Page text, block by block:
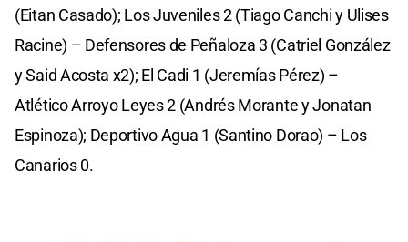
(Eitan Casado); Los Juveniles 2 (Tiago Canchi y Ulises
Racine) – Defensores de Peñaloza 3 (Catriel González
y Said Acosta x2); El Cadi 1 (Jeremías Pérez) –
Atlético Arroyo Leyes 2 (Andrés Morante y Jonatan
Espinoza); Deportivo Agua 1 (Santino Dorao) – Los
Canarios 0.